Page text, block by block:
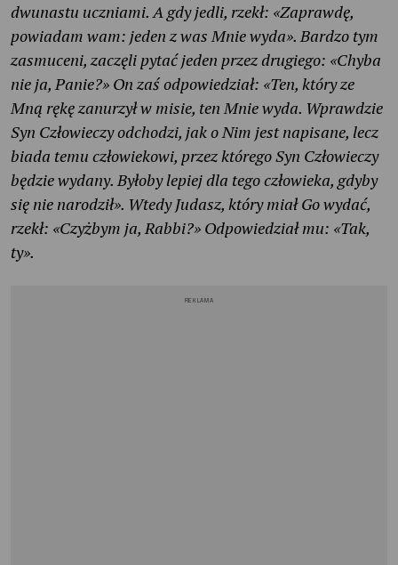
dwunastu uczniami. A gdy jedli, rzekł: «Zaprawdę,
powiadam wam: jeden z was Mnie wyda». Bardzo tym
zasmuceni, zaczęli pytać jeden przez drugiego: «Chyba
nie ja, Panie?» On zaś odpowiedział: «Ten, który ze
Mną rękę zanurzył w misie, ten Mnie wyda. Wprawdzie
Syn Człowieczy odchodzi, jak o Nim jest napisane, lecz
biada temu człowiekowi, przez którego Syn Człowieczy
będzie wydany. Byłoby lepiej dla tego człowieka, gdyby
się nie narodził». Wtedy Judasz, który miał Go wydać,
rzekł: «Czyżbym ja, Rabbi?» Odpowiedział mu: «Tak,
ty».
REKLAMA